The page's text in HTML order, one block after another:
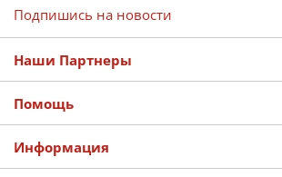
Подпишись на новости
Наши Партнеры
Помощь
Информация